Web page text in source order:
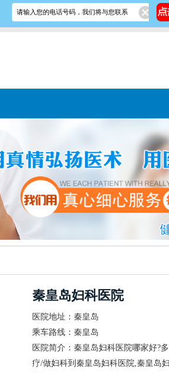
秦皇岛妇科医院
医院地址：秦皇岛
乘车路线：秦皇岛
医院简介：秦皇岛妇科医院哪家好?
疗/做妇科到秦皇岛妇科医院,秦皇岛